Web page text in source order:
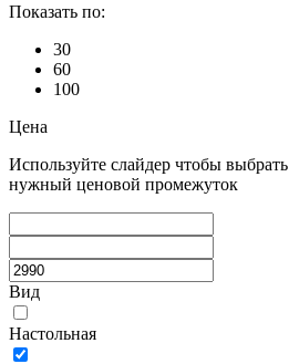
Показать по:
30
60
100
Цена
Используйте слайдер чтобы выбрать
нужный ценовой промежуток
Вид
Настольная